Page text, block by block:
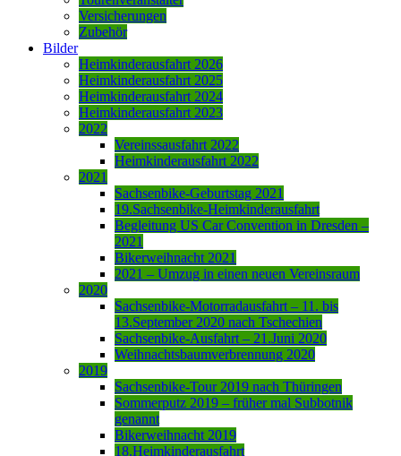
Versicherungen
Zubehör
Bilder
Heimkinderausfahrt 2026
Heimkinderausfahrt 2025
Heimkinderausfahrt 2024
Heimkinderausfahrt 2023
2022
Vereinssausfahrt 2022
Heimkinderausfahrt 2022
2021
Sachsenbike-Geburtstag 2021
19.Sachsenbike-Heimkinderausfahrt
Begleitung US Car Convention in Dresden –
2021
Bikerweihnacht 2021
2021 – Umzug in einen neuen Vereinsraum
2020
Sachsenbike-Motorradausfahrt – 11. bis
13.September 2020 nach Tschechien
Sachsenbike-Ausfahrt – 21.Juni 2020
Weihnachtsbaumverbrennung 2020
2019
Sachsenbike-Tour 2019 nach Thüringen
Sommerputz 2019 – früher mal Subbotnik
genannt
Bikerweihnacht 2019
18.Heimkinderausfahrt